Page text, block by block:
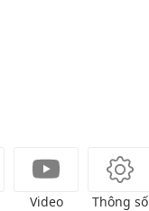
Video
Thông số